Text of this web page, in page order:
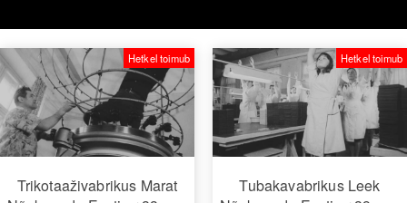
Trikotaaživabrikus Marat
Hetkel toimub
Tubakavabrikus Leek
Hetkel toimub